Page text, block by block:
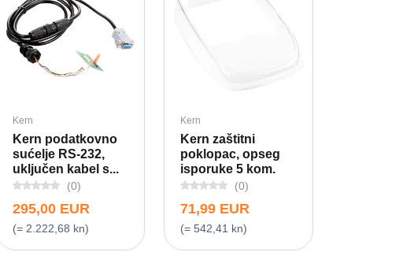
Kern
Kern podatkovno
sućelje RS-232,
uključen kabel s...
(0)
295,00 EUR
(= 2.222,68 kn)
Kern
Kern zaštitni
poklopac, opseg
isporuke 5 kom.
(0)
71,99 EUR
(= 542,41 kn)